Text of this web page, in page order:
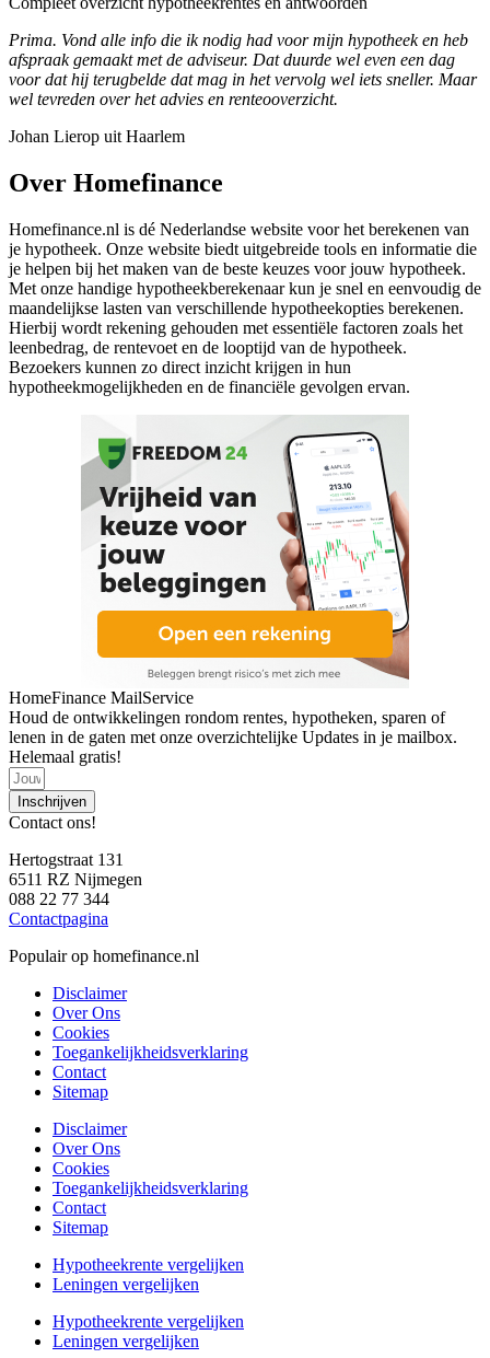
Prima. Vond alle info die ik nodig had voor mijn hypotheek en heb
afspraak gemaakt met de adviseur. Dat duurde wel even een dag
voor dat hij terugbelde dat mag in het vervolg wel iets sneller. Maar
wel tevreden over het advies en renteooverzicht.
Johan Lierop uit Haarlem
Over Homefinance
Homefinance.nl is dé Nederlandse website voor het berekenen van
je hypotheek. Onze website biedt uitgebreide tools en informatie die
je helpen bij het maken van de beste keuzes voor jouw hypotheek.
Met onze handige hypotheekberekenaar kun je snel en eenvoudig de
maandelijkse lasten van verschillende hypotheekopties berekenen.
Hierbij wordt rekening gehouden met essentiële factoren zoals het
leenbedrag, de rentevoet en de looptijd van de hypotheek.
Bezoekers kunnen zo direct inzicht krijgen in hun
hypotheekmogelijkheden en de financiële gevolgen ervan.
HomeFinance MailService
Houd de ontwikkelingen rondom rentes, hypotheken, sparen of
lenen in de gaten met onze overzichtelijke Updates in je mailbox.
Helemaal gratis!
Inschrijven
Contact ons!
Hertogstraat 131
6511 RZ Nijmegen
088 22 77 344
Contactpagina
Populair op homefinance.nl
Disclaimer
Over Ons
Cookies
Toegankelijkheidsverklaring
Contact
Sitemap
Disclaimer
Over Ons
Cookies
Toegankelijkheidsverklaring
Contact
Sitemap
Hypotheekrente vergelijken
Leningen vergelijken
Hypotheekrente vergelijken
Leningen vergelijken